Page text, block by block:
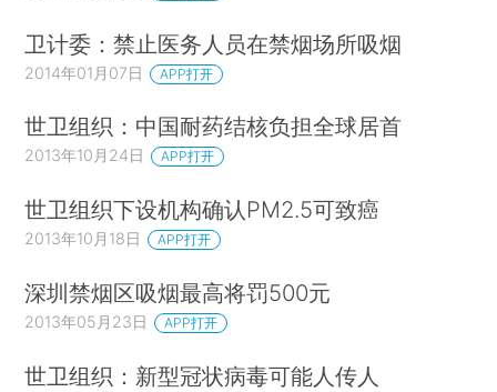
卫计委：禁止医务人员在禁烟场所吸烟
2014年01月07日 APP打开
世卫组织：中国耐药结核负担全球居首
2013年10月24日 APP打开
世卫组织下设机构确认PM2.5可致癌
2013年10月18日 APP打开
深圳禁烟区吸烟最高将罚500元
2013年05月23日 APP打开
世卫组织：新型冠状病毒可能人传人